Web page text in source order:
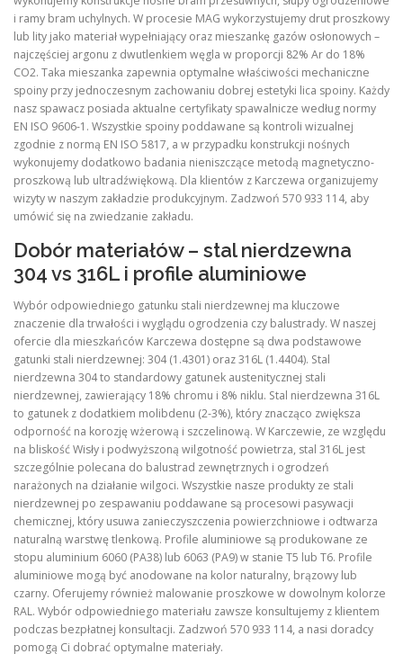
i ramy bram uchylnych. W procesie MAG wykorzystujemy drut proszkowy
lub lity jako materiał wypełniający oraz mieszankę gazów osłonowych –
najczęściej argonu z dwutlenkiem węgla w proporcji 82% Ar do 18%
CO2. Taka mieszanka zapewnia optymalne właściwości mechaniczne
spoiny przy jednoczesnym zachowaniu dobrej estetyki lica spoiny. Każdy
nasz spawacz posiada aktualne certyfikaty spawalnicze według normy
EN ISO 9606-1. Wszystkie spoiny poddawane są kontroli wizualnej
zgodnie z normą EN ISO 5817, a w przypadku konstrukcji nośnych
wykonujemy dodatkowo badania nieniszczące metodą magnetyczno-
proszkową lub ultradźwiękową. Dla klientów z Karczewa organizujemy
wizyty w naszym zakładzie produkcyjnym. Zadzwoń 570 933 114, aby
umówić się na zwiedzanie zakładu.
Dobór materiałów – stal nierdzewna
304 vs 316L i profile aluminiowe
Wybór odpowiedniego gatunku stali nierdzewnej ma kluczowe
znaczenie dla trwałości i wyglądu ogrodzenia czy balustrady. W naszej
ofercie dla mieszkańców Karczewa dostępne są dwa podstawowe
gatunki stali nierdzewnej: 304 (1.4301) oraz 316L (1.4404). Stal
nierdzewna 304 to standardowy gatunek austenitycznej stali
nierdzewnej, zawierający 18% chromu i 8% niklu. Stal nierdzewna 316L
to gatunek z dodatkiem molibdenu (2-3%), który znacząco zwiększa
odporność na korozję wżerową i szczelinową. W Karczewie, ze względu
na bliskość Wisły i podwyższoną wilgotność powietrza, stal 316L jest
szczególnie polecana do balustrad zewnętrznych i ogrodzeń
narażonych na działanie wilgoci. Wszystkie nasze produkty ze stali
nierdzewnej po zespawaniu poddawane są procesowi pasywacji
chemicznej, który usuwa zanieczyszczenia powierzchniowe i odtwarza
naturalną warstwę tlenkową. Profile aluminiowe są produkowane ze
stopu aluminium 6060 (PA38) lub 6063 (PA9) w stanie T5 lub T6. Profile
aluminiowe mogą być anodowane na kolor naturalny, brązowy lub
czarny. Oferujemy również malowanie proszkowe w dowolnym kolorze
RAL. Wybór odpowiedniego materiału zawsze konsultujemy z klientem
podczas bezpłatnej konsultacji. Zadzwoń 570 933 114, a nasi doradcy
pomogą Ci dobrać optymalne materiały.